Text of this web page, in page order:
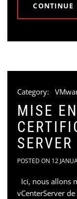
CONTINUE
Category:
MISE
SERVER
POSTED ON 12
Ici, nous allons
vCenterServer de